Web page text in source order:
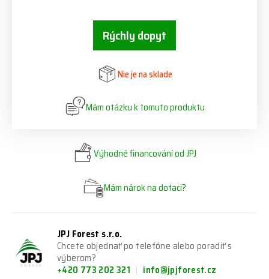
Rýchly dopyt
Nie je na sklade
Mám otázku k tomuto produktu
Výhodné financování od JPJ
Mám nárok na dotaci?
JPJ Forest s.r.o.
Chcete objednať po telefóne alebo poradiť s
výberom?
+420 773 202 321
info@jpjforest.cz